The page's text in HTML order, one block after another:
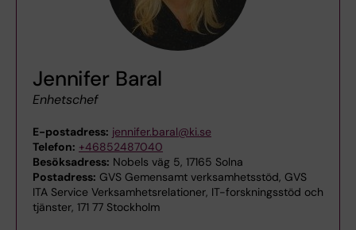
Jennifer Baral
Enhetschef
E-postadress: jennifer.baral@ki.se
Telefon: +46852487040
Besöksadress: Nobels väg 5, 17165 Solna
Postadress: GVS Gemensamt verksamhetsstöd, GVS
ITA Service Verksamhetsrelationer, IT-forskningsstöd och
tjänster, 171 77 Stockholm